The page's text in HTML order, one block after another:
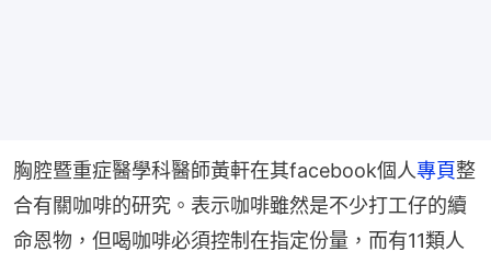
胸腔暨重症醫學科醫師黃軒在其facebook個人專頁整
合有關咖啡的研究。表示咖啡雖然是不少打工仔的續
命恩物，但喝咖啡必須控制在指定份量，而有11類人